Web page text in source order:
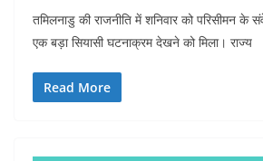
तमिलनाडु की राजनीति में शनिवार को परिसीमन के
एक बड़ा सियासी घटनाक्रम देखने को मिला। राज्य
Read More